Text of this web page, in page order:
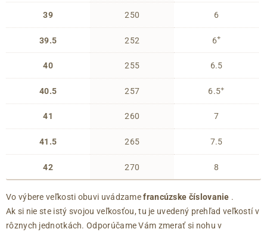
39
39.5
40
40.5
41
41.5
42
250
252
255
257
260
265
270
6
6+
6.5
6.5+
7
7.5
8
Vo výbere veľkosti obuvi uvádzamefrancúzske číslovanie .
Ak si nie ste istý svojou veľkosťou, tu je uvedený prehľad veľkostí v
rôznych jednotkách. Odporúčame Vám zmerať si nohu v